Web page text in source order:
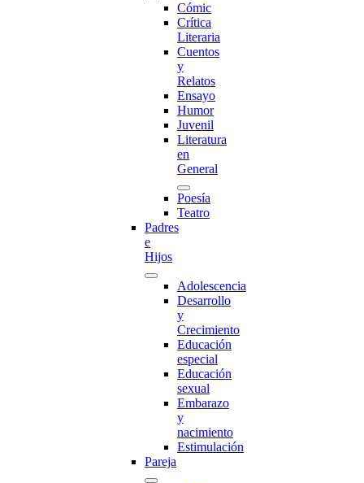
Cómic
Crítica
Literaria
Cuentos
y
Relatos
Ensayo
Humor
Juvenil
Literatura
en
General
Poesía
Teatro
Padres
e
Hijos
Adolescencia
Desarrollo
y
Crecimiento
Educación
especial
Educación
sexual
Embarazo
y
nacimiento
Estimulación
Pareja